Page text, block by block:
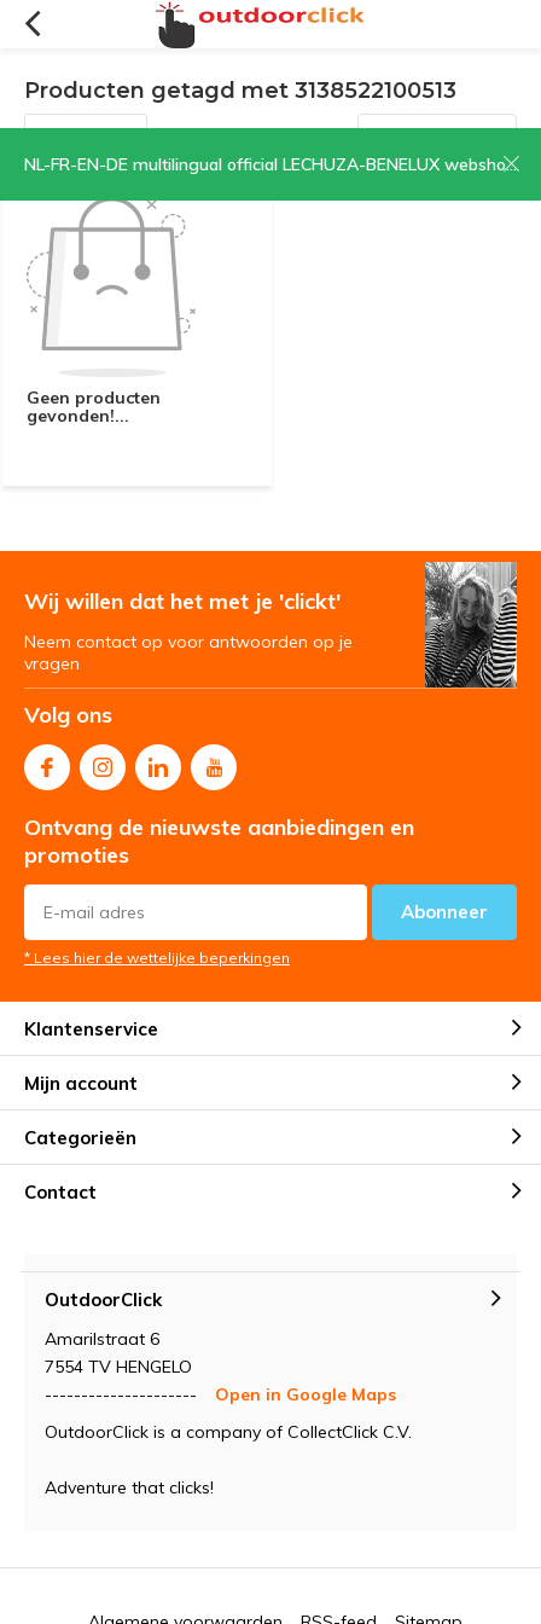
NL-FR-EN-DE multilingual official LECHUZA-BENELUX webshop | CLICK HERE NOW!
Producten getagd met 3138522100513
Filters Sorteren op:
Geen producten
gevonden!...
Wij willen dat het met je 'clickt'
Neem contact op voor antwoorden op je
vragen
Volg ons
Ontvang de nieuwste aanbiedingen en
promoties
Abonneer
* Lees hier de wettelijke beperkingen
Klantenservice
Mijn account
Categorieën
Contact
OutdoorClick
Amarilstraat 6
7554 TV HENGELO
---------------------
Open in Google Maps
OutdoorClick is a company of CollectClick C.V.
Adventure that clicks!